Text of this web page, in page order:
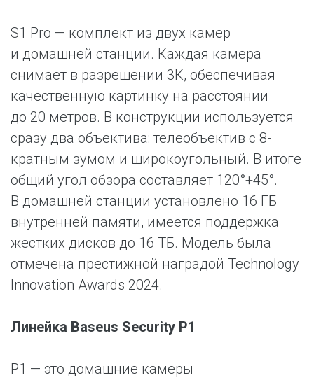
S1 Pro — комплект из двух камер
и домашней станции. Каждая камера
снимает в разрешении 3К, обеспечивая
качественную картинку на расстоянии
до 20 метров. В конструкции используется
сразу два объектива: телеобъектив с 8-
кратным зумом и широкоугольный. В итоге
общий угол обзора составляет 120°+45°.
В домашней станции установлено 16 ГБ
внутренней памяти, имеется поддержка
жестких дисков до 16 ТБ. Модель была
отмечена престижной наградой Technology
Innovation Awards 2024.
Линейка Baseus Security P1
P1 — это домашние камеры